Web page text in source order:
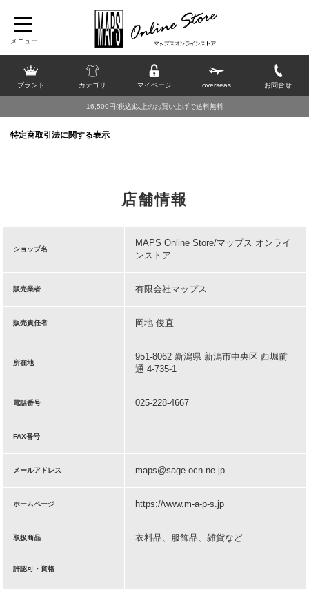
ブランド カテゴリ マイページ overseas お問合せ
16,500円(税込)以上のお買い上げで送料無料
特定商取引法に関する表示
店舗情報
ショップ名
MAPS Online Store/マップス オンライ
ンストア
販売業者 有限会社マップス
販売責任者 岡地 俊直
所在地
951-8062 新潟県 新潟市中央区 西堀前
通 4-735-1
電話番号 025-228-4667
FAX番号 --
メールアドレス maps@sage.ocn.ne.jp
ホームページ https://www.m-a-p-s.jp
取扱商品 衣料品、服飾品、雑貨など
許認可・資格